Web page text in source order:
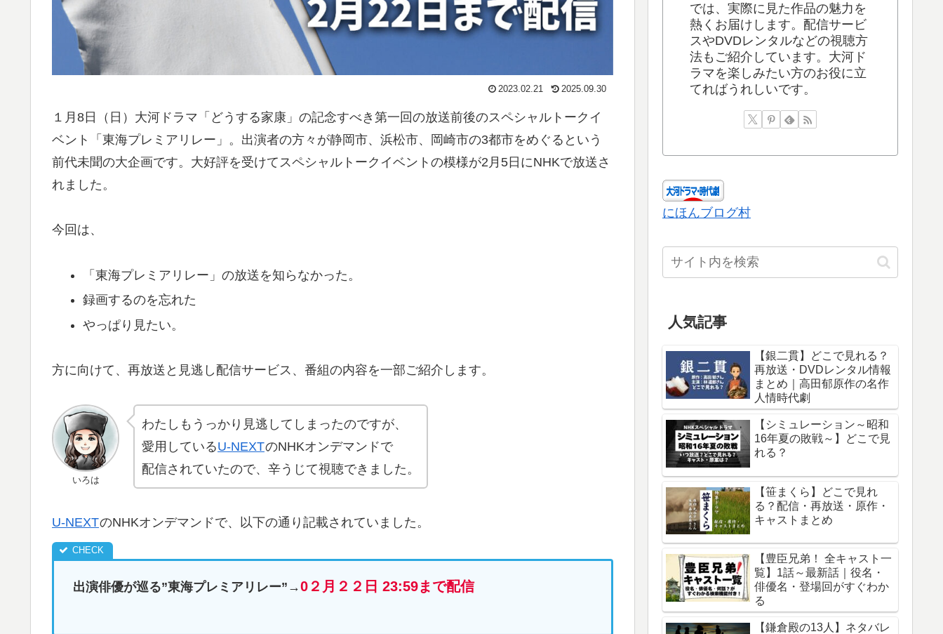
2023.02.21 2025.09.30
１月8日（日）大河ドラマ「どうする家康」の記念すべき第一回の放送前後のスペシャルトークイ
ベント「東海プレミアリレー」。出演者の方々が静岡市、浜松市、岡崎市の3都市をめぐるという
前代未聞の大企画です。大好評を受けてスペシャルトークイベントの模様が2月5日にNHKで放送さ
れました。
今回は、
「東海プレミアリレー」の放送を知らなかった。
録画するのを忘れた
やっぱり見たい。
方に向けて、再放送と見逃し配信サービス、番組の内容を一部ご紹介します。
いろは
わたしもうっかり見逃してしまったのですが、
愛用しているU-NEXTのNHKオンデマンドで
配信されていたので、辛うじて視聴できました。
U-NEXTのNHKオンデマンドで、以下の通り記載されていました。
出演俳優が巡る”東海プレミアリレー”→0２月２２日 23:59まで配信
では、実際に見た作品の魅力を
熱くお届けします。配信サービ
スやDVDレンタルなどの視聴方
法もご紹介しています。大河ド
ラマを楽しみたい方のお役に立
てればうれしいです。
にほんブログ村
人気記事
【銀二貫】どこで見れる？
再放送・DVDレンタル情報
まとめ｜高田郁原作の名作
人情時代劇
【シミュレーション～昭和
16年夏の敗戦～】どこで見
れる？
【笹まくら】どこで見れ
る？配信・再放送・原作・
キャストまとめ
【豊臣兄弟！ 全キャスト一
覧】1話～最新話｜役名・
俳優名・登場回がすぐわか
る
【鎌倉殿の13人】ネタバレ